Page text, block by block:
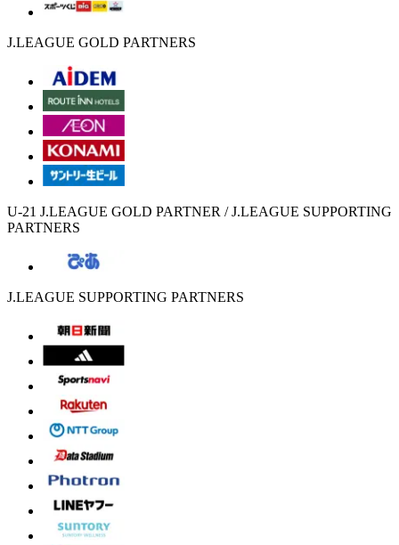
J.LEAGUE GOLD PARTNERS
U-21 J.LEAGUE GOLD PARTNER / J.LEAGUE SUPPORTING
PARTNERS
J.LEAGUE SUPPORTING PARTNERS